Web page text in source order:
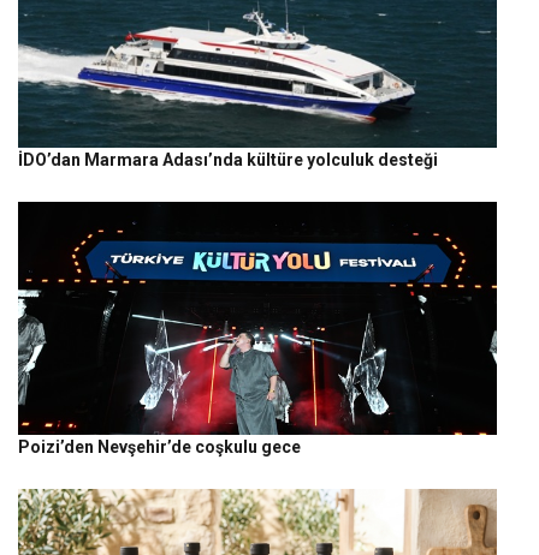
İDO’dan Marmara Adası’nda kültüre yolculuk desteği
Poizi’den Nevşehir’de coşkulu gece